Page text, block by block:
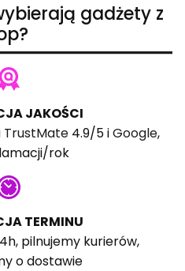
gadżety z
JAKOŚCI
TrustMate4.9/5 iGoogle,
rok
TERMINU
pilnujemy kurierów,
o dostawie